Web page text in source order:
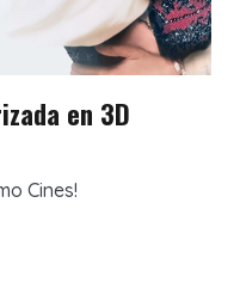
en 3D
Cines!